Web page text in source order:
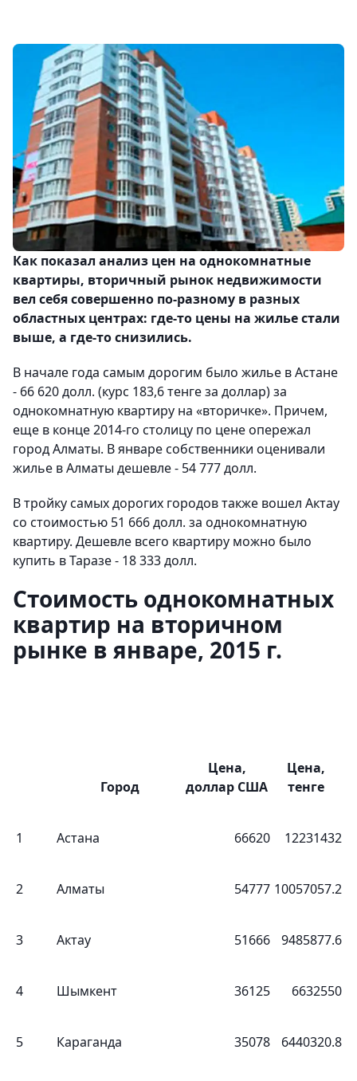
Как показал анализ цен на однокомнатные
квартиры, вторичный рынок недвижимости
вел себя совершенно по-разному в разных
областных центрах: где-то цены на жилье стали
выше, а где-то снизились.
В начале года самым дорогим было жилье в Астане
- 66 620 долл. (курс 183,6 тенге за доллар) за
однокомнатную квартиру на «вторичке». Причем,
еще в конце 2014-го столицу по цене опережал
город Алматы. В январе собственники оценивали
жилье в Алматы дешевле - 54 777 долл.
В тройку самых дорогих городов также вошел Актау
со стоимостью 51 666 долл. за однокомнатную
квартиру. Дешевле всего квартиру можно было
купить в Таразе - 18 333 долл.
Стоимость однокомнатных
квартир на вторичном
рынке в январе, 2015 г.
Город
Цена,
доллар США
Цена,
тенге
1 Астана 66620 12231432
2 Алматы 54777 10057057.2
3 Актау 51666 9485877.6
4 Шымкент 36125 6632550
5 Караганда 35078 6440320.8